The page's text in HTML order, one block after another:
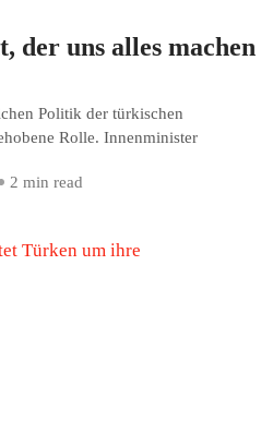
der uns alles machen
Politik der türkischen
Rolle. Innenminister
2 min read